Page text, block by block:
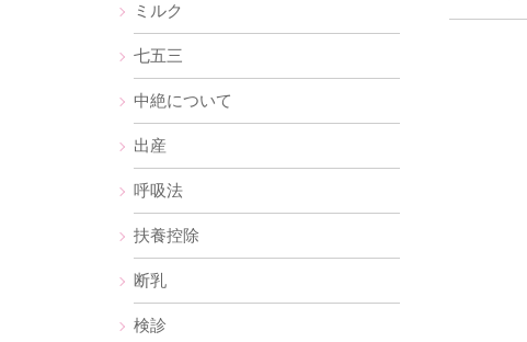
ミルク
七五三
中絶について
出産
呼吸法
扶養控除
断乳
検診